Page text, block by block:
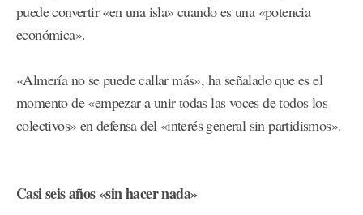
puede convertir «en una isla» cuando es una «potencia
económica».
«Almería no se puede callar más», ha señalado que es el
momento de «empezar a unir todas las voces de todos los
colectivos» en defensa del «interés general sin partidismos».
Casi seis años «sin hacer nada»